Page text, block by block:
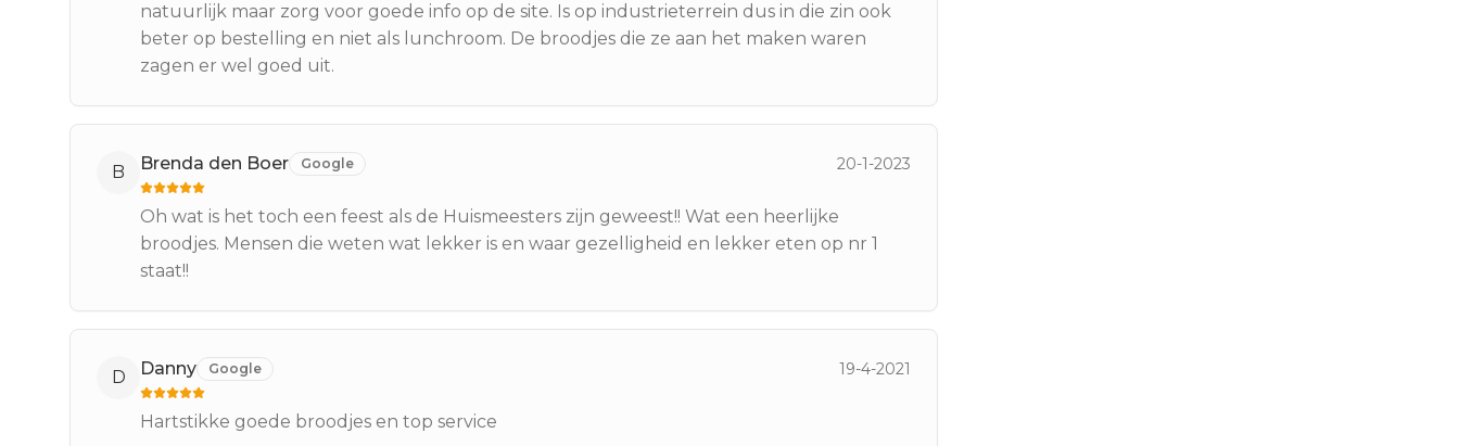
natuurlijk maar zorg voor goede info op de site. Is op industrieterrein dus in die zin ook
beter op bestelling en niet als lunchroom. De broodjes die ze aan het maken waren
zagen er wel goed uit.
B Brenda den Boer Google 20-1-2023
Oh wat is het toch een feest als de Huismeesters zijn geweest!! Wat een heerlijke
broodjes. Mensen die weten wat lekker is en waar gezelligheid en lekker eten op nr 1
staat!!
D Danny Google 19-4-2021
Hartstikke goede broodjes en top service